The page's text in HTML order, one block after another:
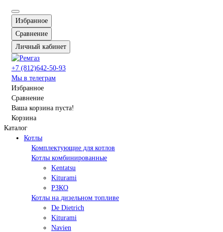
Избранное
Сравнение
Личный кабинет
+7 (812)642-50-93
Мы в телеграм
Избранное
Сравнение
Ваша корзина пуста!
Корзина
Каталог
Котлы
Комплектующие для котлов
Котлы комбинированные
Kentatsu
Kiturami
РЗКО
Котлы на дизельном топливе
De Dietrich
Kiturami
Navien